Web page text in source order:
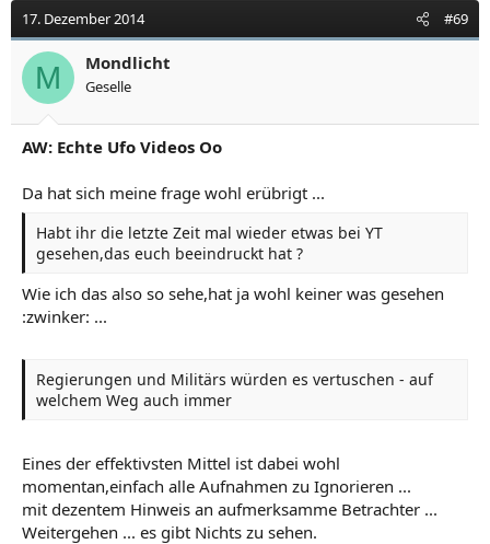
17. Dezember 2014 #69
M Mondlicht
Geselle
AW: Echte Ufo Videos Oo
Da hat sich meine frage wohl erübrigt ...
Habt ihr die letzte Zeit mal wieder etwas bei YT
gesehen,das euch beeindruckt hat ?
Wie ich das also so sehe,hat ja wohl keiner was gesehen
:zwinker: ...
Regierungen und Militärs würden es vertuschen - auf
welchem Weg auch immer
Eines der effektivsten Mittel ist dabei wohl
momentan,einfach alle Aufnahmen zu Ignorieren ...
mit dezentem Hinweis an aufmerksamme Betrachter ...
Weitergehen ... es gibt Nichts zu sehen.